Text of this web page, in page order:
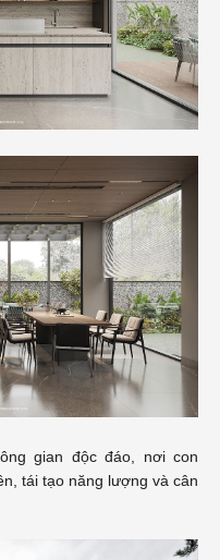
gian độc đáo, nơi con
tái tạo năng lượng và cân